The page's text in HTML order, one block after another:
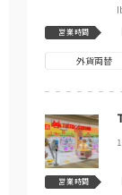
営業時間
外貨両替
営業時間